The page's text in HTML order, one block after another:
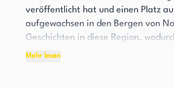
veröffentlicht hat und einen Platz
aufgewachsen in den Bergen von
Geschichten in diese Region,
Heldinnen und goldherzigen Alpha-
Mehr lesen